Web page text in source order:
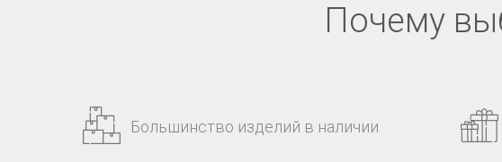
Почему
Большинство изделий в наличии